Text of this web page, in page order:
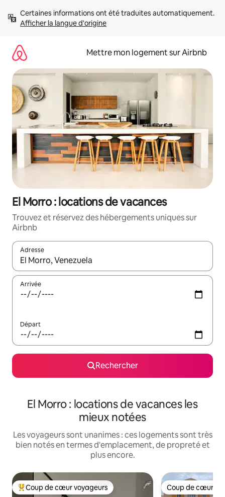
directement
Afficher la langue d'origine
Mettre mon logement sur Airbnb
El Morro : locations de vacances
Trouvez et réservez des hébergements uniques sur
Airbnb
Adresse
Lorsque les résultats s'affichent, utilisez les flèches vers le
Arrivée
Départ
Rechercher
El Morro : locations de vacances les
mieux notées
Les voyageurs sont unanimes : ces logements sont très
bien notés en termes d'emplacement, de propreté et
plus encore.
Coups de cœur voyageurs les plus appréciés
Coup de cœur voyageurs Coup de cœur
Coup de cœur